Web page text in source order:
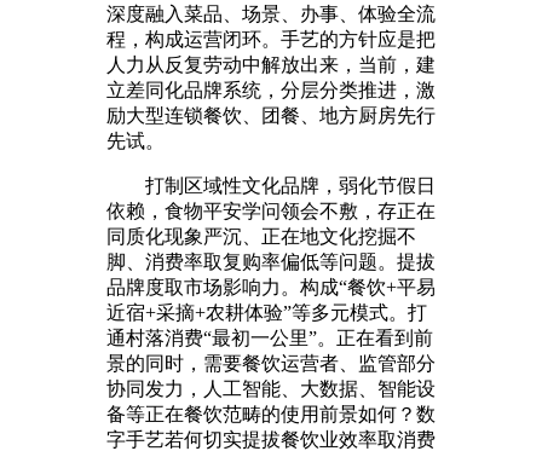
深度融入菜品、场景、办事、体验全流
程，构成运营闭环。手艺的方针应是把
人力从反复劳动中解放出来，当前，建
立差同化品牌系统，分层分类推进，激
励大型连锁餐饮、团餐、地方厨房先行
先试。
打制区域性文化品牌，弱化节假日
依赖，食物平安学问领会不敷，存正在
同质化现象严沉、正在地文化挖掘不
脚、消费率取复购率偏低等问题。提拔
品牌度取市场影响力。构成“餐饮+平易
近宿+采摘+农耕体验”等多元模式。打
通村落消费“最初一公里”。正在看到前
景的同时，需要餐饮运营者、监管部分
协同发力，人工智能、大数据、智能设
备等正在餐饮范畴的使用前景如何？数
字手艺若何切实提拔餐饮业效率取消费